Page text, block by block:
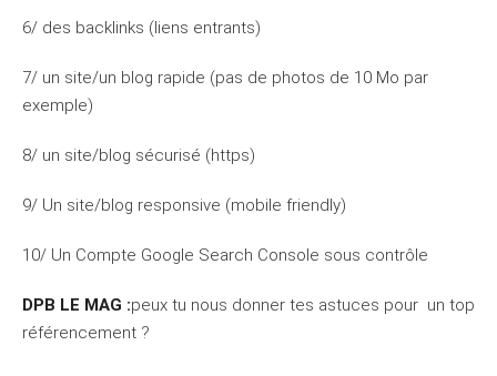
6/ des backlinks (liens entrants)
7/ un site/un blog rapide (pas de photos de 10 Mo par
exemple)
8/ un site/blog sécurisé (https)
9/ Un site/blog responsive (mobile friendly)
10/ Un Compte Google Search Console sous contrôle
DPB LE MAG :peux tu nous donner tes astuces pour un top
référencement ?